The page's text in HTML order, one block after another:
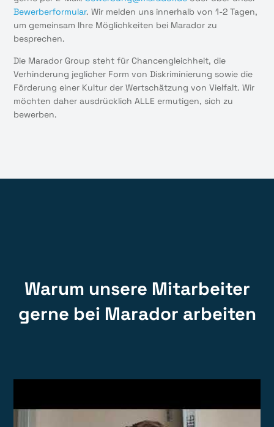
Bewerberformular. Wir melden uns innerhalb von 1-2 Tagen,
um gemeinsam Ihre Möglichkeiten bei Marador zu
besprechen.
Die Marador Group steht für Chancengleichheit, die
Verhinderung jeglicher Form von Diskriminierung sowie die
Förderung einer Kultur der Wertschätzung von Vielfalt. Wir
möchten daher ausdrücklich ALLE ermutigen, sich zu
bewerben.
Warum unsere Mitarbeiter
gerne bei Marador arbeiten